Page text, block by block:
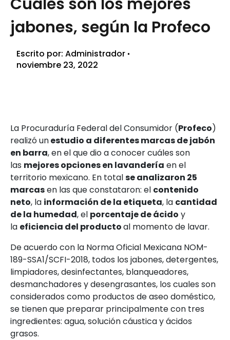
jabones, según la Profeco
Escrito por: Administrador
noviembre 23, 2022
La Procuraduría Federal del Consumidor (Profeco)
realizó unestudio a diferentes marcas de jabón
en barra, en el que dio a conocer cuáles son
las mejores opciones en lavandería en el
territorio mexicano. En totalse analizaron 25
marcasen las que constataron: el contenido
neto, la información de la etiqueta, la cantidad
de la humedad, el porcentaje de ácido y
la eficiencia del productoal momento de lavar.
De acuerdo con la Norma Oficial Mexicana NOM-
189-SSA1/SCFI-2018, todos los jabones, detergentes,
limpiadores, desinfectantes, blanqueadores,
desmanchadores y desengrasantes, los cuales son
considerados como productos de aseo doméstico,
se tienen que preparar principalmente con tres
ingredientes: agua, solución cáustica y ácidos
grasos.